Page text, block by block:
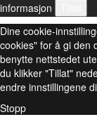
informasjon
Dine cookie-
cookies" for å gi den
benytte nettstedet
du klikker "Tillat"
endre innstillingene
Stopp